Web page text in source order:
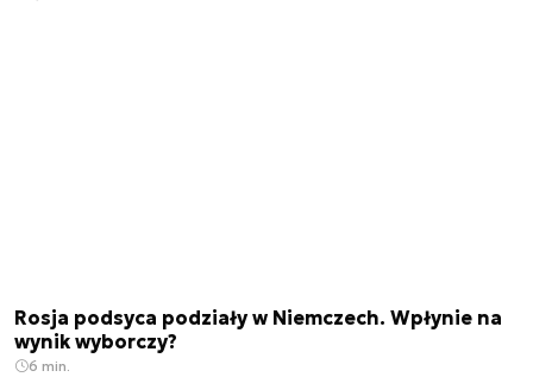
Rosja podsyca podziały w Niemczech. Wpłynie na
wynik wyborczy?
6 min.